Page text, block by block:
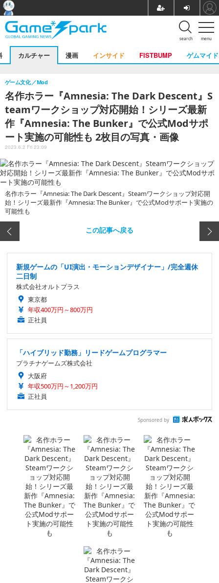
menu
search
カルチャー 漫画 インサイド FISTBUMP ゲムマイド
名作ホラー『Amnesia: The Dark Descent』S
teamワークショップ対応開始！シリーズ最新
作『Amnesia: The Bunker』で公式Modサポ
ート実施の可能性も 2枚目の写真・画像
ゲーム文化 Mod
2023.6.2 Fri 23:09
名作ホラー『Amnesia: The Dark Descent』Steamワークショップ対応開
始！シリーズ最新作『Amnesia: The Bunker』で公式Modサポート実施の
可能性も
この記事へ戻る
新規ゲームの「UI演出・モーションデザイナー」/完全週休
二日制
株式会社オルトプラス
東京都
年収400万円～800万円
正社員
「ハイブリッド勤務」リードゲームプログラマー
プラチナゲームズ株式会社
大阪府
年収500万円～1,200万円
正社員
Sponsored by